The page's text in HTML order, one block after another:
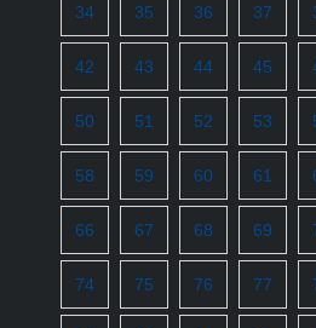
34 35 36 37
42 43 44 45
50 51 52 53
58 59 60 61
66 67 68 69
74 75 76 77